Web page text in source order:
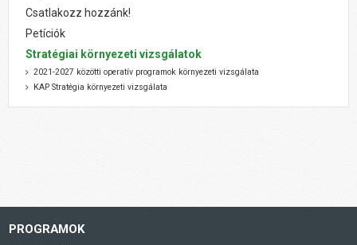
Csatlakozz hozzánk!
Petíciók
Stratégiai környezeti vizsgálatok
2021-2027 közötti operatív programok környezeti vizsgálata
KAP Stratégia környezeti vizsgálata
PROGRAMOK